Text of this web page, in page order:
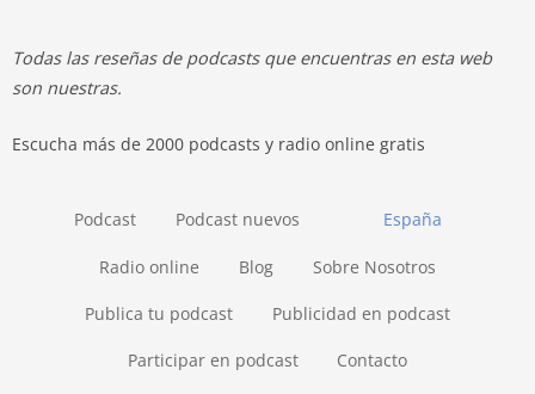
Todas las reseñas de podcasts que encuentras en esta web
son nuestras.
Escucha más de 2000 podcasts y radio online gratis
España
Podcast Podcast nuevos
Radio online Blog Sobre Nosotros
Publica tu podcast Publicidad en podcast
Participar en podcast Contacto